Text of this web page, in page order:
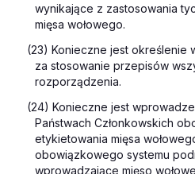
wynikające z zastosowania
mięsa wołowego.
(23) Konieczne jest określenie
za stosowanie przepisów
rozporządzenia.
(24) Konieczne jest
Państwach Członkowskich
etykietowania mięsa
obowiązkowego systemu
wprowadzające mięso